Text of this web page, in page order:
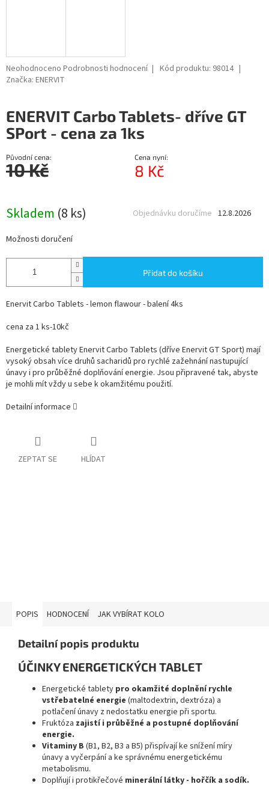
Průměrné
hodnocení
0,0
z
5
Neohodnoceno Podrobnosti hodnocení Kód produktu: 98014
Značka: ENERVIT
ENERVIT Carbo Tablets- dříve GT
SPort - cena za 1ks
Původní cena:
10 Kč
Cena nyní:
8 Kč
Skladem (8 ks) 12.8.2026
Objednávku doručíme
Možnosti doručení
Přidat do košíku
Enervit Carbo Tablets - lemon flawour - balení 4ks
cena za 1 ks-10kč
Energetické tablety Enervit Carbo Tablets (dříve Enervit GT Sport) mají
vysoký obsah více druhů sacharidů pro rychlé zažehnání nastupující
únavy i pro průběžné doplňování energie. Jsou připravené tak, abyste
je mohli mít vždy u sebe k okamžitému použití.
Detailní informace
ZEPTAT SE HLÍDAT
POPIS HODNOCENÍ JAK VYBÍRAT KOLO
Detailní popis produktu
ÚČINKY ENERGETICKÝCH TABLET
Energetické tablety pro okamžité doplnění rychle
vstřebatelné energie (maltodextrin, dextróza) a
potlačení únavy z nedostatku energie při sportu.
Fruktóza zajistí i průběžné a postupné doplňování
energie.
Vitaminy B (B1, B2, B3 a B5) přispívají ke snížení míry
únavy a vyčerpání a ke správnému energetickému
metabolismu.
Doplňují i protikřečové minerální látky - hořčík a sodík.